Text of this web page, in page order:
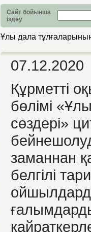
Сайт бойынша
іздеу
Ұлы дала
07.12.2020
Құрметті
бөлімі
сөздері»
заманнан
белгілі